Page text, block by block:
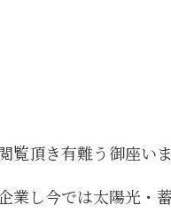
覧頂き有難う御座いま
業し今では太陽光・